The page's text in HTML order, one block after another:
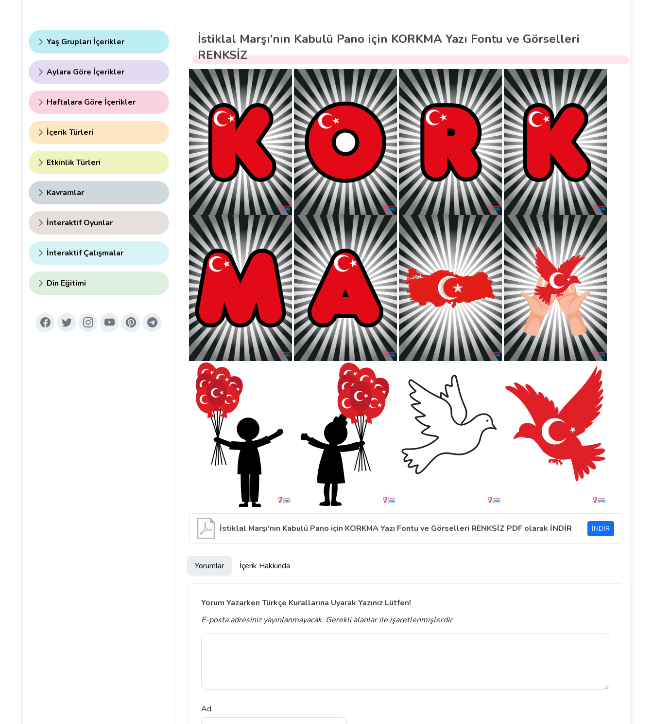
Yaş Grupları İçerikler
Aylara Göre İçerikler
Haftalara Göre İçerikler
İçerik Türleri
Etkinlik Türleri
Kavramlar
İnteraktif Oyunlar
İnteraktif Çalışmalar
Din Eğitimi
İstiklal Marşı’nın Kabulü Pano için KORKMA Yazı Fontu ve Görselleri
RENKSİZ
İstiklal Marşı'nın Kabulü Pano için KORKMA Yazı Fontu ve Görselleri RENKSİZ PDF olarak İNDİR İNDİR
Yorumlar İçerik Hakkında
Yorum Yazarken Türkçe Kurallarına Uyarak Yazınız Lütfen!
E-posta adresiniz yayınlanmayacak. Gerekli alanlarile işaretlenmişlerdir
Ad